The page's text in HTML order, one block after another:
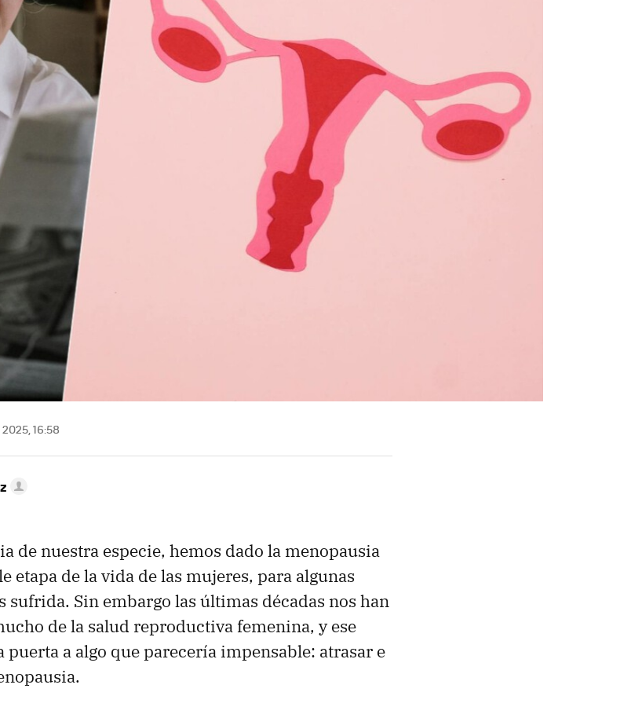
16:58
de nuestra especie, hemos dado la menopausia
etapa de la vida de las mujeres, para algunas
sufrida. Sin embargo las últimas décadas nos han
de la salud reproductiva femenina, y ese
a algo que parecería impensable: atrasar e